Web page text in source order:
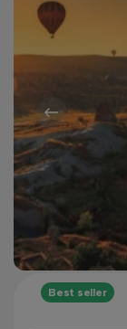
Best seller